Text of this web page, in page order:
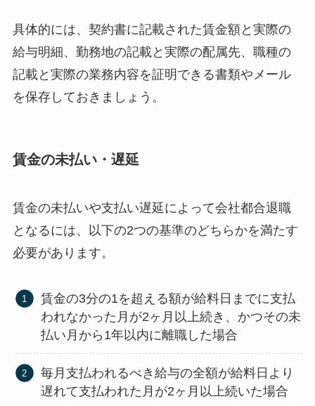
具体的には、契約書に記載された賃金額と実際の
給与明細、勤務地の記載と実際の配属先、職種の
記載と実際の業務内容を証明できる書類やメール
を保存しておきましょう。
賃金の未払い・遅延
賃金の未払いや支払い遅延によって会社都合退職
となるには、以下の2つの基準のどちらかを満たす
必要があります。
賃金の3分の1を超える額が給料日までに支払
われなかった月が2ヶ月以上続き、かつその未
払い月から1年以内に離職した場合
毎月支払われるべき給与の全額が給料日より
遅れて支払われた月が2ヶ月以上続いた場合